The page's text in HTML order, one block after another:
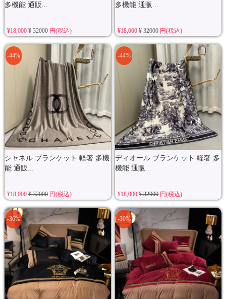
多機能 通販...
¥18,000 ¥ 32000円(税込)
多機能 通販...
¥18,000¥ 32000円(税込)
シャネル ブランケット 軽奢 多機
能 通販...
-44%
¥18,000 ¥ 32000円(税込)
ディオール ブランケット 軽奢 多
機能 通販...
-44%
¥18,000¥ 32000円(税込)
-36% -30%